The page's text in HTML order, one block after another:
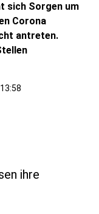
sich Sorgen um
Corona
antreten.
ihre